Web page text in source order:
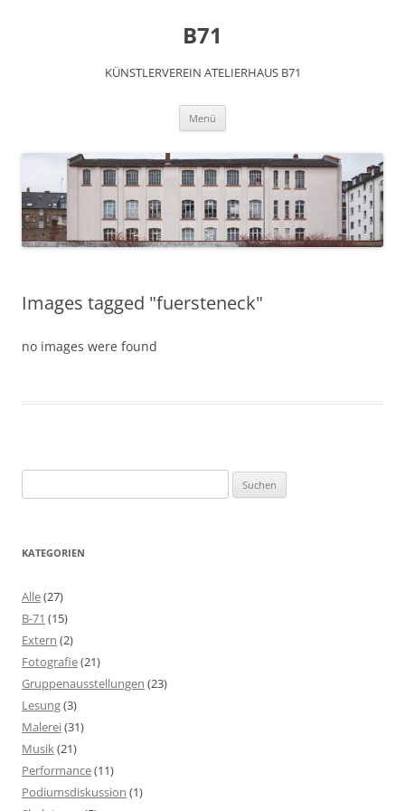
B71
KÜNSTLERVEREIN ATELIERHAUS B71
Menü
Images tagged "fuersteneck"
no images were found
nach:
KATEGORIEN
Alle(27)
B-71 (15)
Extern (2)
Fotografie(21)
Gruppenausstellungen (23)
Lesung(3)
Malerei(31)
Musik(21)
Performance(11)
Podiumsdiskussion (1)